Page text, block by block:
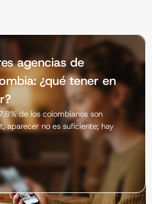
agencias de
¿qué tener en
de los colombianos son
aparecer no es suficiente; hay